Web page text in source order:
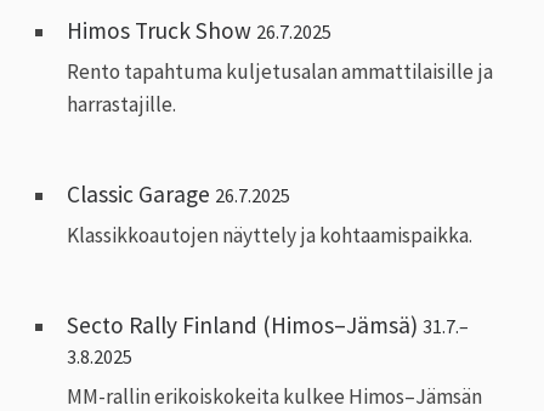
Himos Truck Show 26.7.2025
Rento tapahtuma kuljetusalan ammattilaisille ja
harrastajille.
Classic Garage 26.7.2025
Klassikkoautojen näyttely ja kohtaamispaikka.
Secto Rally Finland (Himos–Jämsä) 31.7.–
3.8.2025
MM-rallin erikoiskokeita kulkee Himos–Jämsän